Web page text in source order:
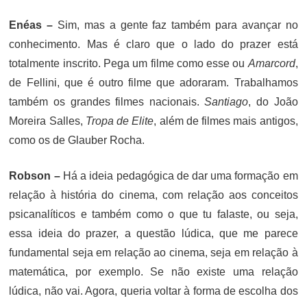
Enéas – Sim, mas a gente faz também para avançar no
conhecimento. Mas é claro que o lado do prazer está
totalmente inscrito. Pega um filme como esse ou Amarcord,
de Fellini, que é outro filme que adoraram. Trabalhamos
também os grandes filmes nacionais.Santiago, do João
Moreira Salles, Tropa de Elite, além de filmes mais antigos,
como os de Glauber Rocha.
Robson –Há a ideia pedagógica de dar uma formação em
relação à história do cinema, com relação aos conceitos
psicanalíticos e também como o que tu falaste, ou seja,
essa ideia do prazer, a questão lúdica, que me parece
fundamental seja em relação ao cinema, seja em relação à
matemática, por exemplo. Se não existe uma relação
lúdica, não vai. Agora, queria voltar à forma de escolha dos